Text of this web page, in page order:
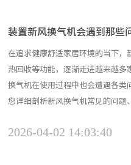
装置新风换气机会遇到那些
在追求健康舒适家居环境的当下，
热回收等功能，逐渐走进越来越
换气机在使用过程中也会遭遇各
您详细剖析新风换气机常见的问
面原因：电源故障：电源插头松动
2026-04-02 14:03:40